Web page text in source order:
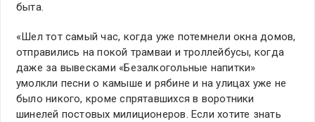
быта.
«Шел тот самый час, когда уже потемнели окна домов,
отправились на покой трамваи и троллейбусы, когда
даже за вывесками «Безалкогольные напитки»
умолкли песни о камыше и рябине и на улицах уже не
было никого, кроме спрятавшихся в воротники
шинелей постовых милиционеров. Если хотите знать